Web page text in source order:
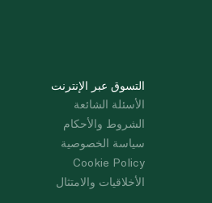
التسوق عبر الإنترنت
الأسئلة الشائعة
الشروط والأحكام
سياسة الخصوصية
Cookie Policy
الأخلاقيات والامتثال